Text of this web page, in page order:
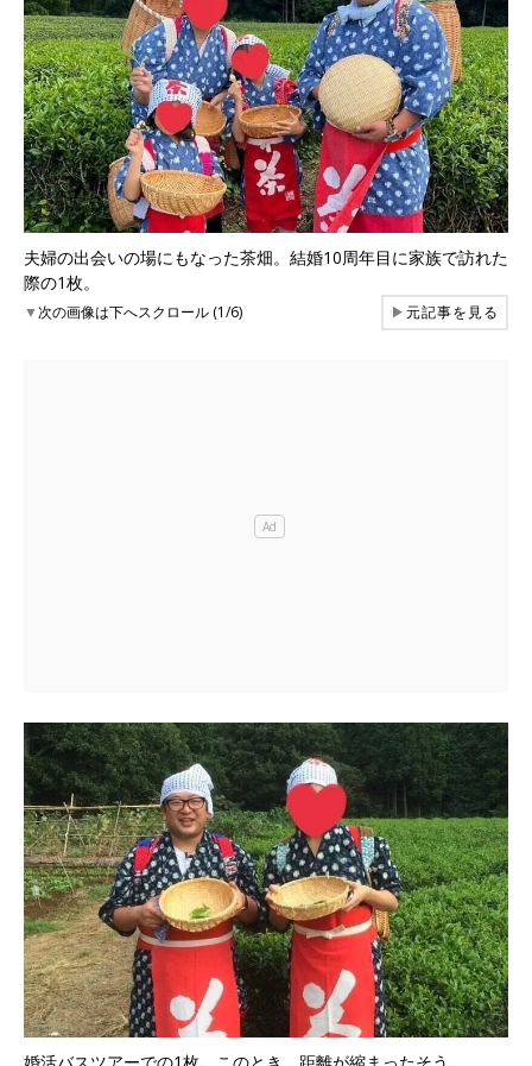
夫婦の出会いの場にもなった茶畑。結婚10周年目に家族で訪れた
際の1枚。
▼次の画像は下へスクロール (1/6) ▶元記事を見る